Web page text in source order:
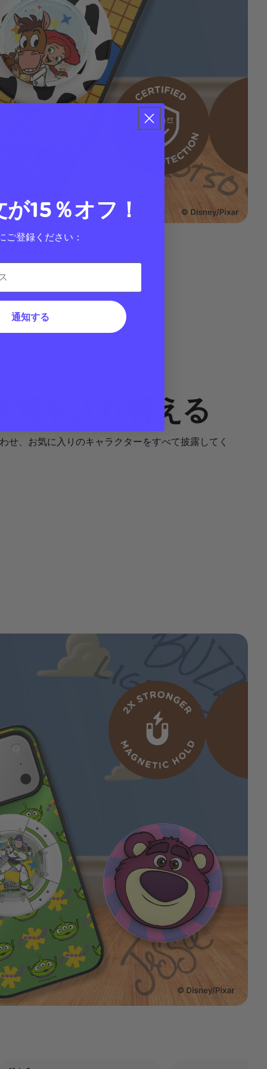
達を入れ替える
せ、お気に入りのキャラクターをすべて披露してく
15％オフ！
ご登録ください：
通知する